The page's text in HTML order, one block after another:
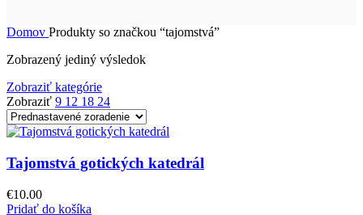
Domov Produkty so značkou “tajomstvá”
Zobrazený jediný výsledok
Zobraziť kategórie
Zobraziť 9 12 18 24
Tajomstvá gotických katedrál
€10.00
Pridať do košíka